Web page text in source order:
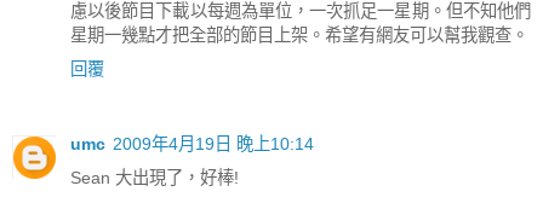
慮以後節目下載以每週為單位，一次抓足一星期。但不知他們
星期一幾點才把全部的節目上架。希望有網友可以幫我觀查。
回覆
umc 2009年4月19日 晚上10:14
Sean 大出現了，好棒!